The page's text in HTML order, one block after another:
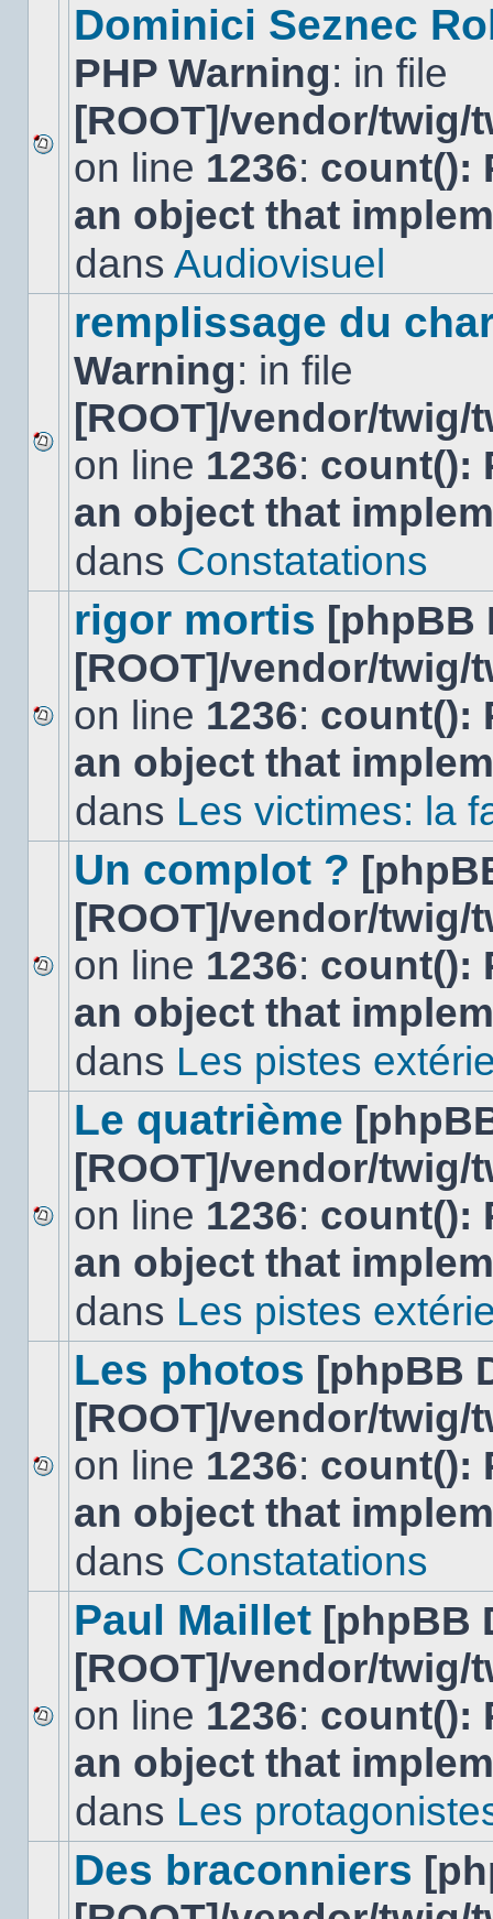
Aucun
nouveau
message
non-
dans
Dominici Seznec
PHP Warning: in file
[ROOT]/vendor/
on line 1236: count():
an object that
dans Audiovisuel
Aucun
nouveau
message
non-
dans
sujet.
remplissage du
Warning: in file
[ROOT]/vendor/
on line 1236: count():
an object that
dans Constatations
Aucun
nouveau
message
sujet.
rigor mortis [phpBB
[ROOT]/vendor/
on line 1236: count():
an object that
dans Les victimes: la
Aucun
nouveau
message
Un complot ?
[ROOT]/vendor/
on line 1236: count():
an object that
dans Les pistes
Aucun
nouveau
message
Le quatrième
[ROOT]/vendor/
on line 1236: count():
an object that
dans Les pistes
Aucun
nouveau
message
sujet.
Les photos [phpBB
[ROOT]/vendor/
on line 1236: count():
an object that
dans Constatations
Aucun
nouveau
message
sujet.
Paul Maillet [phpBB
[ROOT]/vendor/
on line 1236: count():
an object that
dans Les
Des braconniers